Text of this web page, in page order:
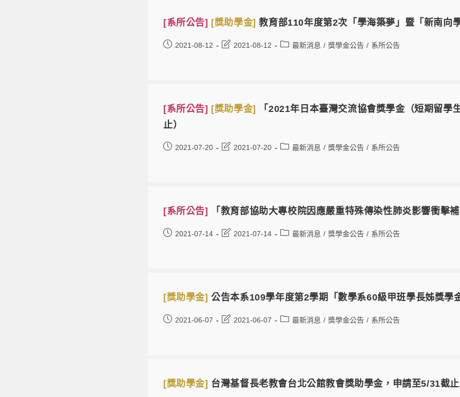
[系所公告] [獎助學金]教育部110年度第2次「學海築夢」暨「新南向
2021-08-12 2021-08-12 最新消息 / 獎學金公告 / 系所公告
[系所公告] [獎助學金]
「2021年日本臺灣交流協會獎學金（短期留
止）
2021-07-20 2021-07-20 最新消息 / 獎學金公告 / 系所公告
[系所公告] 「教育部協助大專校院因應嚴重特殊傳染性肺炎影響衝擊
2021-07-14 2021-07-14 最新消息 / 獎學金公告 / 系所公告
[獎助學金]公告本系109學年度第2學期「數學系60級甲班學長姊獎學
2021-06-07 2021-06-07 最新消息 / 獎學金公告 / 系所公告
[獎助學金] 台灣基督長老教會台北公館教會獎助學金，申請至5/31截止